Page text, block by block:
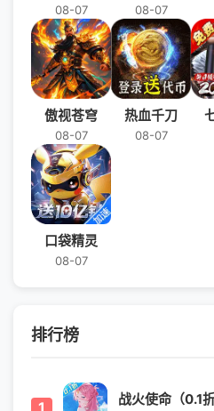
08-07 08-07
傲视苍穹
08-07
热血千刀
08-07
口袋精灵
08-07
排行榜
战火使命（0.1